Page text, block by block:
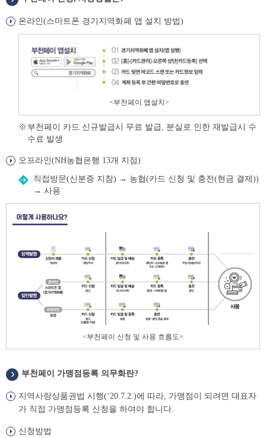
게 온라인(스마트폰 경기지역화폐 앱 설치 방법)
<부천페이 앱설치>
부천페이 카드 신규발급시 무료 발급, 분실로 인한 재발급시 수
수료 발생
오프라인(NH농협은행 13개 지점)
직접방문(신분증 지참) → 농협(카드 신청 및 충전(현금 결제))
→ 사용
<부천페이 신청 및 사용 흐름도>
신
방
부천페이 가맹점등록 의무화란?
지역사랑상품권법 시행(‘20.7.2.)에 따라, 가맹점이 되려면 대표자
가 직접 가맹점등록 신청을 하여야 합니다.
신청방법